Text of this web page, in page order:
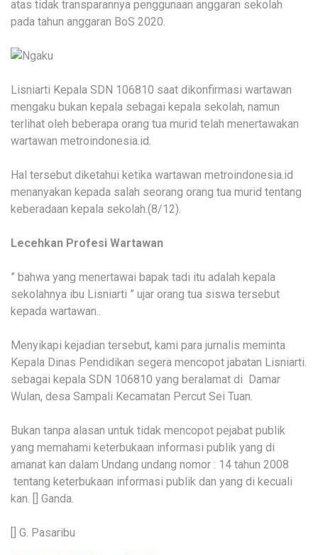
atas tidak transparannya penggunaan anggaran sekolah
pada tahun anggaran BoS 2020.
Lisniarti Kepala SDN 106810 saat dikonfirmasi wartawan
mengaku bukan kepala sebagai kepala sekolah, namun
terlihat oleh beberapa orang tua murid telah menertawakan
wartawan metroindonesia.id.
Hal tersebut diketahui ketika wartawan metroindonesia.id
menanyakan kepada salah seorang orang tua murid tentang
keberadaan kepala sekolah.(8/12).
Lecehkan Profesi Wartawan
” bahwa yang menertawai bapak tadi itu adalah kepala
sekolahnya ibu Lisniarti ” ujar orang tua siswa tersebut
kepada wartawan..
Menyikapi kejadian tersebut, kami para jurnalis meminta
Kepala Dinas Pendidikan segera mencopot jabatan Lisniarti.
sebagai kepala SDN 106810 yang beralamat di Damar
Wulan, desa Sampali Kecamatan Percut Sei Tuan.
Bukan tanpa alasan untuk tidak mencopot pejabat publik
yang memahami keterbukaan informasi publik yang di
amanat kan dalam Undang undang nomor : 14 tahun 2008
tentang keterbukaan informasi publik dan yang di kecuali
kan. [] Ganda.
[] G. Pasaribu